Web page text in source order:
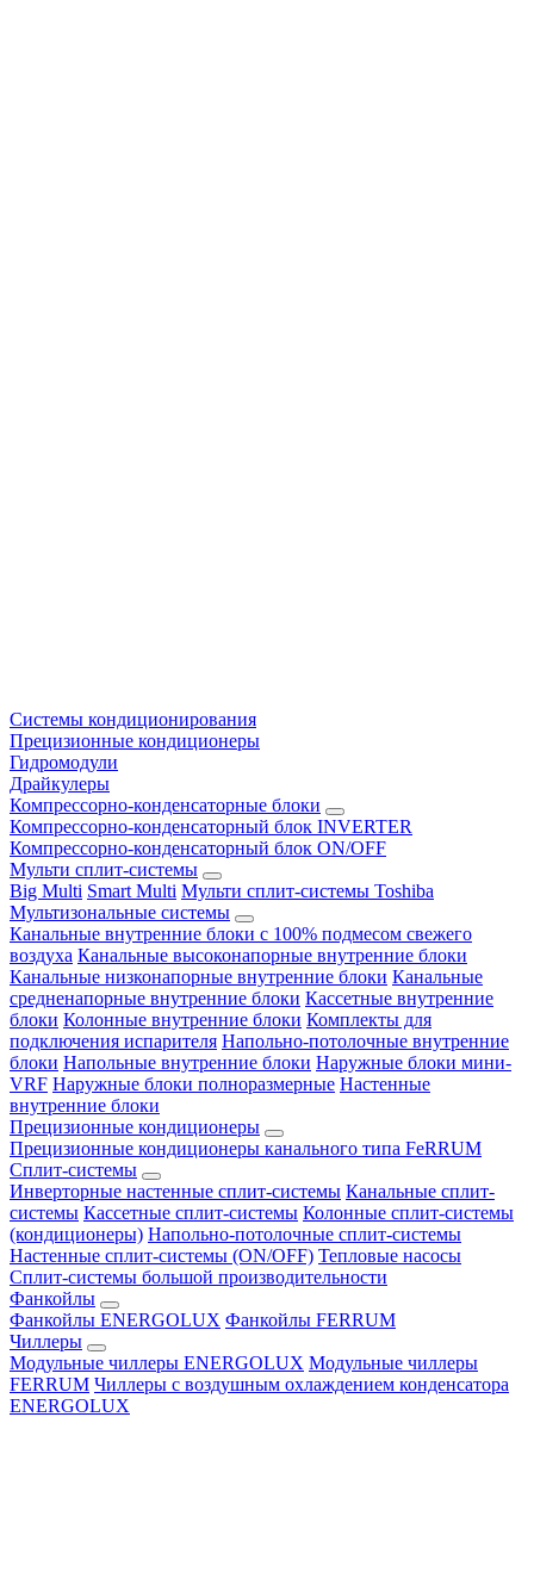
Системы кондиционирования
Прецизионные кондиционеры
Гидромодули
Драйкулеры
Компрессорно-конденсаторные блоки
Компрессорно-конденсаторный блок INVERTER
Компрессорно-конденсаторный блок ON/OFF
Мульти сплит-системы
Big Multi Smart Multi Мульти сплит-системы Toshiba
Мультизональные системы
Канальные внутренние блоки с 100% подмесом свежего
воздуха Канальные высоконапорные внутренние блоки
Канальные низконапорные внутренние блоки Канальные
средненапорные внутренние блоки Кассетные внутренние
блоки Колонные внутренние блоки Комплекты для
подключения испарителя Напольно-потолочные внутренние
блоки Напольные внутренние блоки Наружные блоки мини-
VRF Наружные блоки полноразмерные Настенные
внутренние блоки
Прецизионные кондиционеры
Прецизионные кондиционеры канального типа FeRRUM
Сплит-системы
Инверторные настенные сплит-системы Канальные сплит-
системы Кассетные сплит-системы Колонные сплит-системы
(кондиционеры) Напольно-потолочные сплит-системы
Настенные сплит-системы (ON/OFF) Тепловые насосы
Сплит-системы большой производительности
Фанкойлы
Фанкойлы ENERGOLUX Фанкойлы FERRUM
Чиллеры
Модульные чиллеры ENERGOLUX Модульные чиллеры
FERRUM Чиллеры с воздушным охлаждением конденсатора
ENERGOLUX